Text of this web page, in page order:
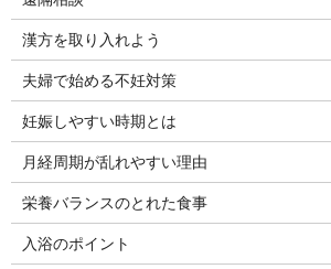
漢方を取り入れよう
夫婦で始める不妊対策
妊娠しやすい時期とは
月経周期が乱れやすい理由
栄養バランスのとれた食事
入浴のポイント